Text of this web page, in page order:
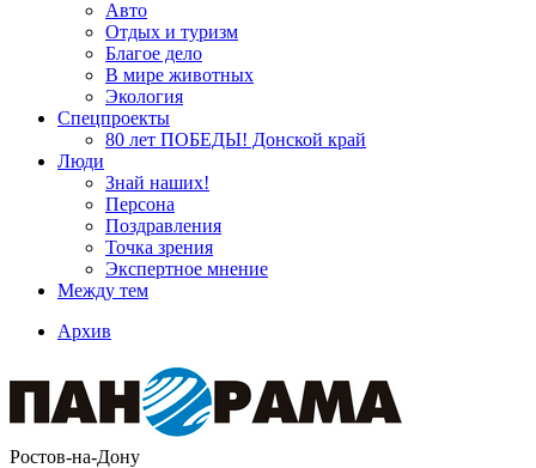
Авто
Отдых и туризм
Благое дело
В мире животных
Экология
Спецпроекты
80 лет ПОБЕДЫ! Донской край
Люди
Знай наших!
Персона
Поздравления
Точка зрения
Экспертное мнение
Между тем
Архив
Ростов-на-Дону